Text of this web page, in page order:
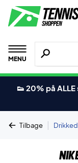
MENU
Søg efter
👟 20% på ALLE
Tilbage |